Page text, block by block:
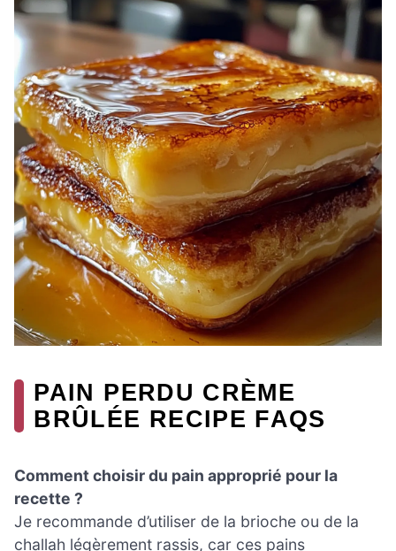
PAIN PERDU CRÈME
BRÛLÉE RECIPE FAQS
Comment choisir du pain approprié pour la
recette ?
Je recommande d’utiliser de la brioche ou de la
challah légèrement rassis, car ces pains